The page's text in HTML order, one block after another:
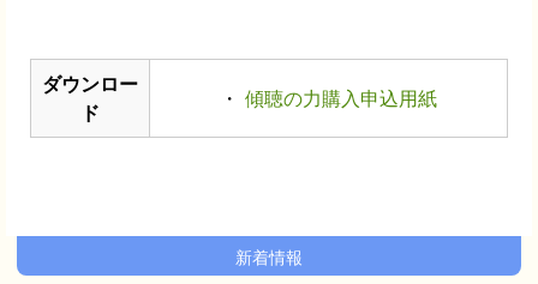
ダウンロー
ド
・ 傾聴の力購入申込用紙
新着情報